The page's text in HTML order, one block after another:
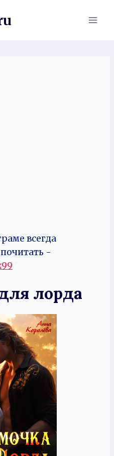
всегда
-
лорда